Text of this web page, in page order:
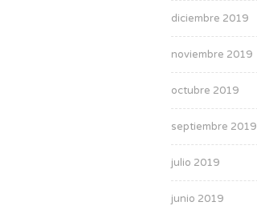
diciembre 2019
noviembre 2019
octubre 2019
septiembre 2019
julio 2019
junio 2019